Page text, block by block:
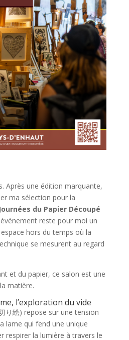
Après une édition marquante,
ma sélection pour la
Journées du Papier Découpé
reste pour moi un
hors du temps où la
se mesurent au regard
et du papier, ce salon est une
matière.
l’exploration du vide
り絵) repose sur une tension
lame qui fend une unique
respirer la lumière à travers le